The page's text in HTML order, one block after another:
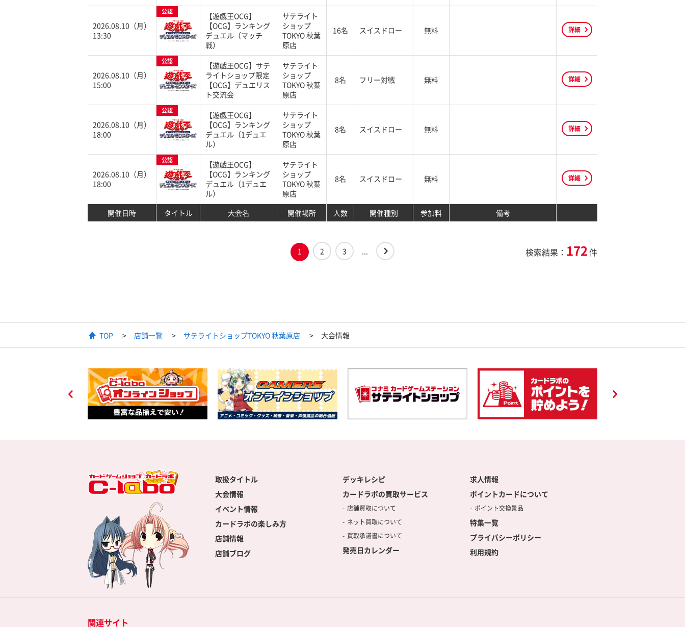
2026.08.10（月）
13:30
公認
【遊戯王OCG】
【OCG】ランキング
デュエル（マッチ
戦）
サテライト
ショップ
TOKYO 秋葉
原店
16名 スイスドロー 無料 詳細
2026.08.10（月）
15:00
公認
【遊戯王OCG】サテ
ライトショップ限定
【OCG】デュエリス
ト交流会
サテライト
ショップ
TOKYO 秋葉
原店
8名 フリー対戦 無料 詳細
2026.08.10（月）
18:00
公認
【遊戯王OCG】
【OCG】ランキング
デュエル（1デュエ
ル）
サテライト
ショップ
TOKYO 秋葉
原店
8名 スイスドロー 無料 詳細
2026.08.10（月）
18:00
公認
【遊戯王OCG】
【OCG】ランキング
デュエル（1デュエ
ル）
サテライト
ショップ
TOKYO 秋葉
原店
8名 スイスドロー 無料 詳細
開催日時 タイトル 大会名 開催場所 人数 開催種別 参加料 備考
1 2 3 ... 検索結果： 172件
TOP 店舗一覧 サテライトショップTOKYO 秋葉原店 大会情報
取扱タイトル
大会情報
イベント情報
カードラボの楽しみ方
店舗情報
店舗ブログ
デッキレシピ
カードラボの買取サービス
店舗買取について
ネット買取について
買取承諾書について
発売日カレンダー
求人情報
ポイントカードについて
ポイント交換景品
特集一覧
プライバシーポリシー
利用規約
関連サイト